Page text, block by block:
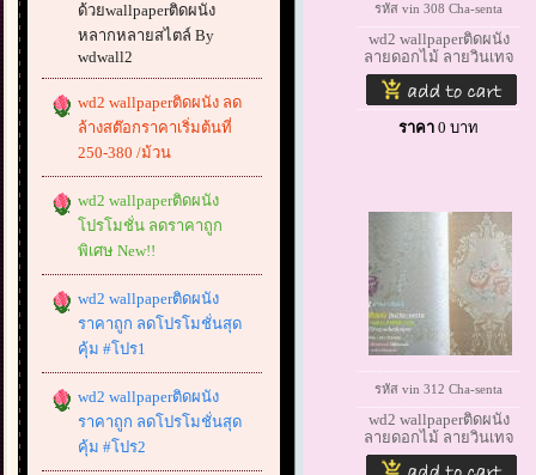
ด้วยwallpaperติดผนัง
หลากหลายสไตล์ By
wdwall2
wd2 wallpaperติดผนัง ลด
ล้างสต๊อกราคาเริ่มต้นที่
250-380 /ม้วน
wd2 wallpaperติดผนัง
โปรโมชั่น ลดราคาถูก
พิเศษ New!!
wd2 wallpaperติดผนัง
ราคาถูก ลดโปรโมชั่นสุด
คุ้ม #โปร1
wd2 wallpaperติดผนัง
ราคาถูก ลดโปรโมชั่นสุด
คุ้ม #โปร2
รหัส vin 308 Cha-senta
wd2 wallpaperติดผนัง
ลายดอกไม้ ลายวินเทจ
ราคา 0 บาท
รหัส vin 312 Cha-senta
wd2 wallpaperติดผนัง
ลายดอกไม้ ลายวินเทจ